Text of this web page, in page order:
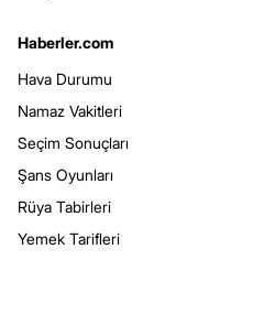
Haberler.com
Hava Durumu
Namaz Vakitleri
Seçim Sonuçları
Şans Oyunları
Rüya Tabirleri
Yemek Tarifleri